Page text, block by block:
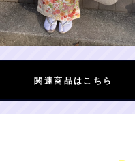
関連商品はこちら